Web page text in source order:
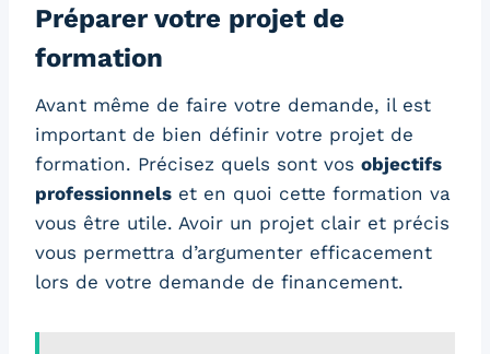
Préparer votre projet de
formation
Avant même de faire votre demande, il est
important de bien définir votre projet de
formation. Précisez quels sont vos objectifs
professionnels et en quoi cette formation va
vous être utile. Avoir un projet clair et précis
vous permettra d’argumenter efficacement
lors de votre demande de financement.